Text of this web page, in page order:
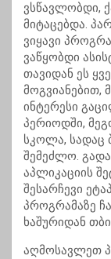
მიტაცებდა.
ვიყავი
ვაწყობდი
თავიდან ეს
მოგვიანებით,
ინტერესი
პერიოდში,
სკოლა, სადაც
შემეძლო.
აპლიკაციის
შესარჩევი
პროგრამაზე
ხაშურიდან
აღმოსავლეთ